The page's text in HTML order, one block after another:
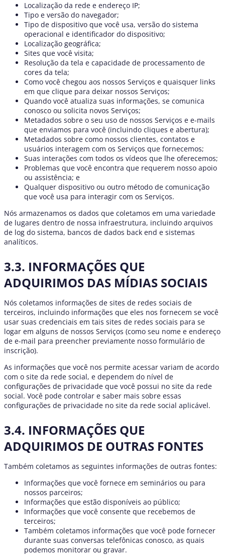
Localização da rede e endereço IP;
Tipo e versão do navegador;
Tipo de dispositivo que você usa, versão do sistema
operacional e identificador do dispositivo;
Localização geográfica;
Sites que você visita;
Resolução da tela e capacidade de processamento de
cores da tela;
Como você chegou aos nossos Serviços e quaisquer links
em que clique para deixar nossos Serviços;
Quando você atualiza suas informações, se comunica
conosco ou solicita novos Serviços;
Metadados sobre o seu uso de nossos Serviços e e-mails
que enviamos para você (incluindo cliques e abertura);
Metadados sobre como nossos clientes, contatos e
usuários interagem com os Serviços que fornecemos;
Suas interações com todos os vídeos que lhe oferecemos;
Problemas que você encontra que requerem nosso apoio
ou assistência; e
Qualquer dispositivo ou outro método de comunicação
que você usa para interagir com os Serviços.
Nós armazenamos os dados que coletamos em uma variedade
de lugares dentro de nossa infraestrutura, incluindo arquivos
de log do sistema, bancos de dados back end e sistemas
analíticos.
3.3. INFORMAÇÕES QUE
ADQUIRIMOS DAS MÍDIAS SOCIAIS
Nós coletamos informações de sites de redes sociais de
terceiros, incluindo informações que eles nos fornecem se você
usar suas credenciais em tais sites de redes sociais para se
logar em alguns de nossos Serviços (como seu nome e endereço
de e-mail para preencher previamente nosso formulário de
inscrição).
As informações que você nos permite acessar variam de acordo
com o site da rede social, e dependem do nível de
configurações de privacidade que você possui no site da rede
social. Você pode controlar e saber mais sobre essas
configurações de privacidade no site da rede social aplicável.
3.4. INFORMAÇÕES QUE
ADQUIRIMOS DE OUTRAS FONTES
Também coletamos as seguintes informações de outras fontes:
Informações que você fornece em seminários ou para
nossos parceiros;
Informações que estão disponíveis ao público;
Informações que você consente que recebemos de
terceiros;
Também coletamos informações que você pode fornecer
durante suas conversas telefônicas conosco, as quais
podemos monitorar ou gravar.